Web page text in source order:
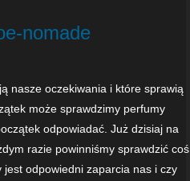
nomade
nasze oczekiwania i które sprawią
może sprawdzimy perfumy
odpowiadać. Już dzisiaj na
razie powinniśmy sprawdzić coś
odpowiedni zaparcia nas i czy